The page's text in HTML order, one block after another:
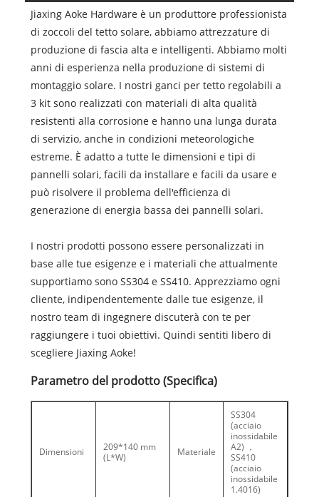
Jiaxing Aoke Hardware è un produttore professionista
di zoccoli del tetto solare, abbiamo attrezzature di
produzione di fascia alta e intelligenti. Abbiamo molti
anni di esperienza nella produzione di sistemi di
montaggio solare. I nostri ganci per tetto regolabili a
3 kit sono realizzati con materiali di alta qualità
resistenti alla corrosione e hanno una lunga durata
di servizio, anche in condizioni meteorologiche
estreme. È adatto a tutte le dimensioni e tipi di
pannelli solari, facili da installare e facili da usare e
può risolvere il problema dell'efficienza di
generazione di energia bassa dei pannelli solari.
I nostri prodotti possono essere personalizzati in
base alle tue esigenze e i materiali che attualmente
supportiamo sono SS304 e SS410. Apprezziamo ogni
cliente, indipendentemente dalle tue esigenze, il
nostro team di ingegnere discuterà con te per
raggiungere i tuoi obiettivi. Quindi sentiti libero di
scegliere Jiaxing Aoke!
Parametro del prodotto (Specifica)
Dimensioni
209*140 mm
(L*W)
Materiale
SS304
(acciaio
inossidabile
A2) ，
SS410
(acciaio
inossidabile
1.4016)